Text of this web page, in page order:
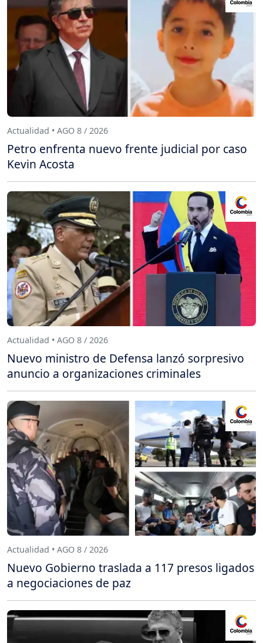
Actualidad • AGO 8 / 2026
Petro enfrenta nuevo frente judicial por caso
Kevin Acosta
Actualidad • AGO 8 / 2026
Nuevo ministro de Defensa lanzó sorpresivo
anuncio a organizaciones criminales
Actualidad • AGO 8 / 2026
Nuevo Gobierno traslada a 117 presos ligados
a negociaciones de paz